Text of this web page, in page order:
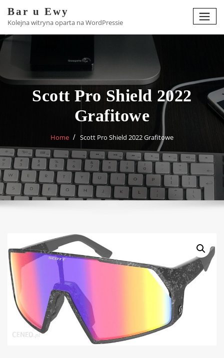
content
Bar u Ewy
Kolejna witryna oparta na WordPressie
Scott Pro Shield 2022
Grafitowe
Home Scott Pro Shield 2022 Grafitowe